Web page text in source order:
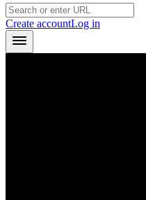
Create accountLog in